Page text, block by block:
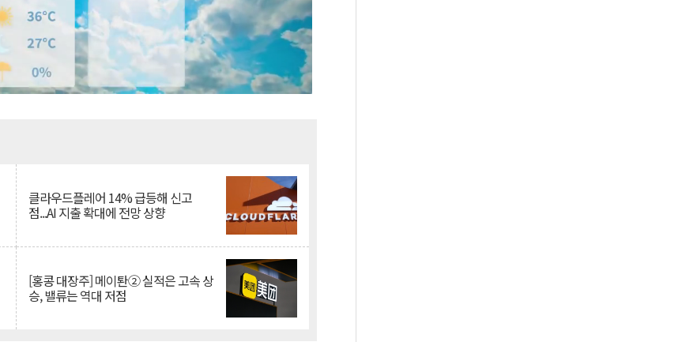
클라우드플레어 14% 급등해 신고
점...AI 지출 확대에 전망 상향
[홍콩 대장주] 메이퇀② 실적은 고속 상
승, 밸류는 역대 저점